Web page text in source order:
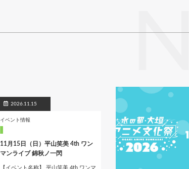
2026.11.15
イベント情報
11月15日（日）平山笑美 4th ワン
マンライブ 錦秋ノ一閃
【イベント名称】 平山笑美 4th ワンマ